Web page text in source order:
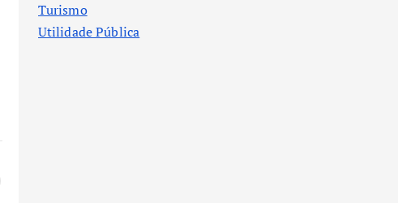
Turismo
Utilidade Pública